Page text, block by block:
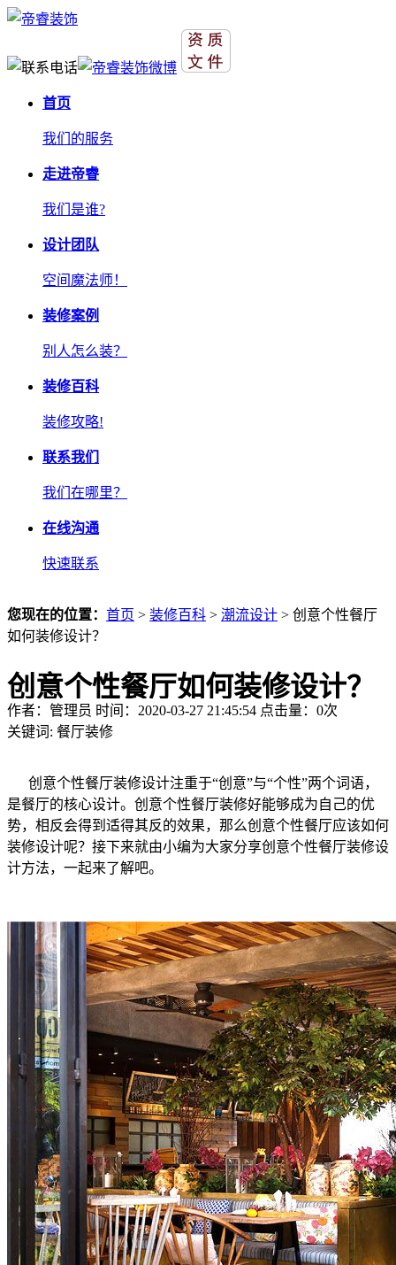
首页
我们的服务
走进帝睿
我们是谁?
设计团队
空间魔法师！
装修案例
别人怎么装？
装修百科
装修攻略!
联系我们
我们在哪里？
在线沟通
快速联系
您现在的位置： 首页 > 装修百科 > 潮流设计 > 创意个性餐厅
如何装修设计？
创意个性餐厅如何装修设计？
作者：管理员 时间：2020-03-27 21:45:54 点击量： 0次
关键词: 餐厅装修
创意个性餐厅装修设计注重于“创意”与“个性”两个词语，
是餐厅的核心设计。创意个性餐厅装修好能够成为自己的优
势，相反会得到适得其反的效果，那么创意个性餐厅应该如何
装修设计呢？接下来就由小编为大家分享创意个性餐厅装修设
计方法，一起来了解吧。